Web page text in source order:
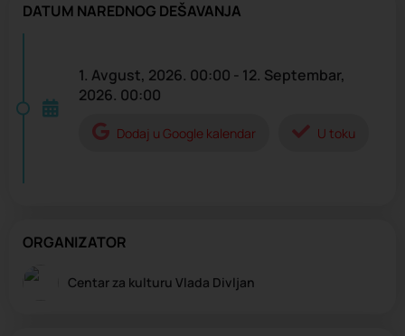
DATUM NAREDNOG DEŠAVANJA
1. Avgust, 2026. 00:00 - 12. Septembar,
2026. 00:00
Dodaj u Google kalendar U toku
ORGANIZATOR
Centar za kulturu Vlada Divljan